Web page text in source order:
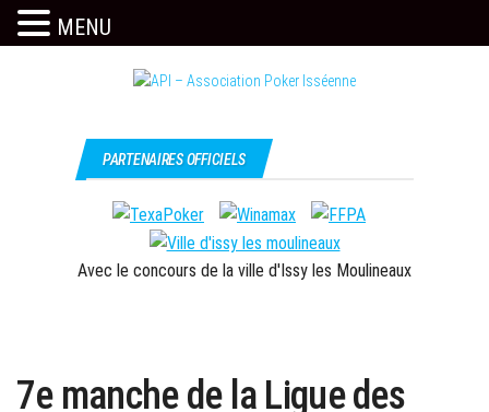
Association
Isséenne
c'est
l'API
PARTENAIRES OFFICIELS
Avec le concours de la ville d'Issy les Moulineaux
7e manche de la Ligue des
MENU